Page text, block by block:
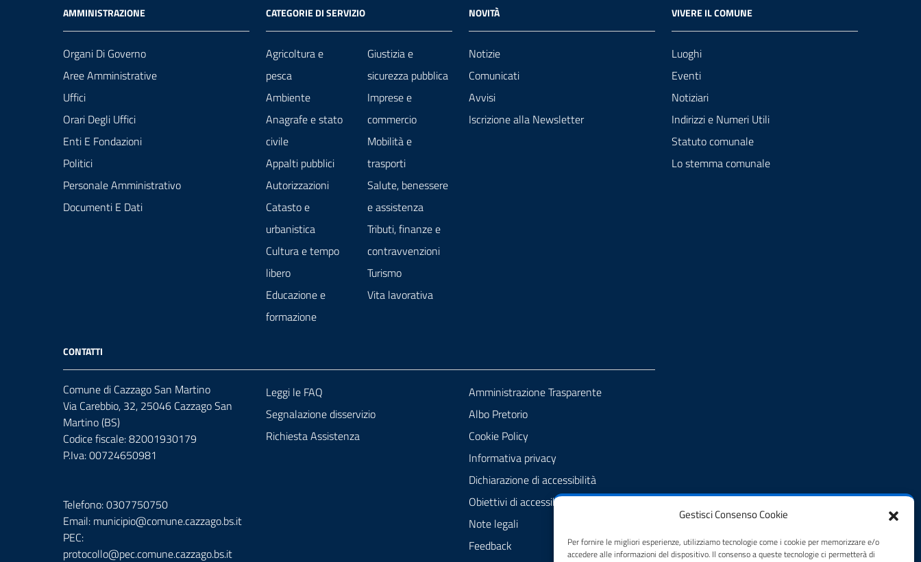
Gestisci Consenso Cookie
Per fornire le migliori esperienze, utilizziamo tecnologie come i cookie per memorizzare e/o
accedere alle informazioni del dispositivo. Il consenso a queste tecnologie ci permetterà di
AMMINISTRAZIONE
Organi Di Governo
Aree Amministrative
Uffici
Orari Degli Uffici
Enti E Fondazioni
Politici
Personale Amministrativo
Documenti E Dati
CATEGORIE DI SERVIZIO
Agricoltura e
pesca
Ambiente
Anagrafe e stato
civile
Appalti pubblici
Autorizzazioni
Catasto e
urbanistica
Cultura e tempo
libero
Educazione e
formazione
Giustizia e
sicurezza pubblica
Imprese e
commercio
Mobilità e
trasporti
Salute, benessere
e assistenza
Tributi, finanze e
contravvenzioni
Turismo
Vita lavorativa
NOVITÀ
Notizie
Comunicati
Avvisi
Iscrizione alla Newsletter
VIVERE IL COMUNE
Luoghi
Eventi
Notiziari
Indirizzi e Numeri Utili
Statuto comunale
Lo stemma comunale
CONTATTI
Comune di Cazzago San Martino
Via Carebbio, 32, 25046 Cazzago San
Martino (BS)
Codice fiscale: 82001930179
P.Iva: 00724650981
Telefono: 0307750750
Email: municipio@comune.cazzago.bs.it
PEC:
protocollo@pec.comune.cazzago.bs.it
Leggi le FAQ
Segnalazione disservizio
Richiesta Assistenza
Amministrazione Trasparente
Albo Pretorio
Cookie Policy
Informativa privacy
Dichiarazione di accessibilità
Obiettivi di accessibilità
Note legali
Feedback